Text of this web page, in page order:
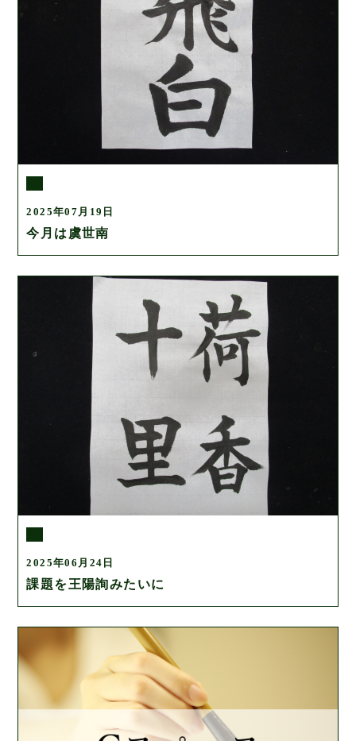
2025年07月19日
今月は虞世南
2025年06月24日
課題を王陽詢みたいに